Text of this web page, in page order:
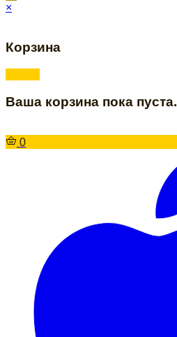
×
Корзина
Ваша корзина пока пуста.
0